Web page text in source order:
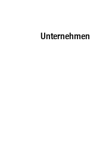
Unternehmen